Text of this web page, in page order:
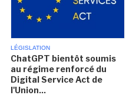
LÉGISLATION
ChatGPT bientôt soumis
au régime renforcé du
Digital Service Act de
l'Union...